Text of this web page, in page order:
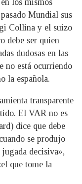
los mismos
Mundial sus
Collina y el suizo
debe ser quien
dudosas en las
no está ocurriendo
la española.
transparente
El VAR no es
dice que debe
se produjo
decisiva»,
que tome la